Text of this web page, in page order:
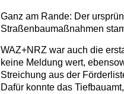
Ganz am Rande: Der
Straßenbaumaßnahmen
WAZ+NRZ war auch die
keine Meldung wert,
Streichung aus der
Dafür konnte das